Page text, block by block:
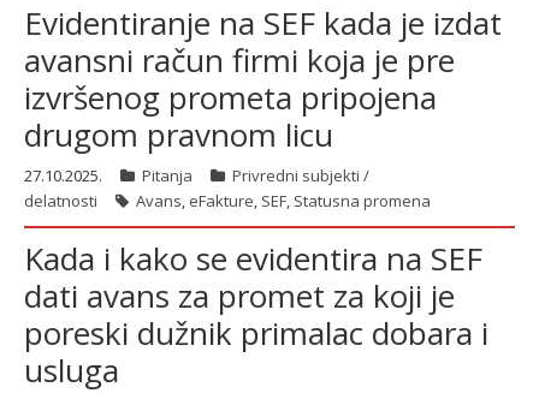
Evidentiranje na SEF kada je izdat
avansni račun firmi koja je pre
izvršenog prometa pripojena
drugom pravnom licu
27.10.2025. Pitanja
Privredni subjekti /
delatnosti
Avans, eFakture, SEF, Statusna promena
Kada i kako se evidentira na SEF
dati avans za promet za koji je
poreski dužnik primalac dobara i
usluga